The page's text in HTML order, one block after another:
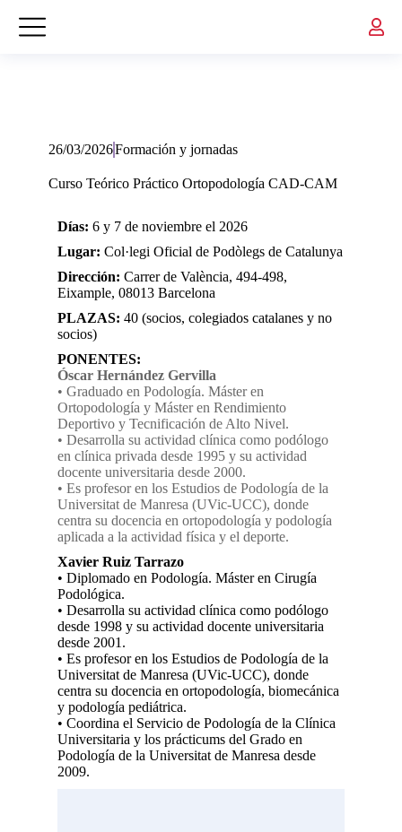
26/03/2026Formación y jornadas
Curso Teórico Práctico Ortopodología CAD-CAM
Días: 6 y 7 de noviembre el 2026
Lugar: Col·legi Oficial de Podòlegs de Catalunya
Dirección: Carrer de València, 494-498,
Eixample, 08013 Barcelona
PLAZAS: 40 (socios, colegiados catalanes y no
socios)
PONENTES:
Óscar Hernández Gervilla
• Graduado en Podología. Máster en
Ortopodología y Máster en Rendimiento
Deportivo y Tecnificación de Alto Nivel.
• Desarrolla su actividad clínica como podólogo
en clínica privada desde 1995 y su actividad
docente universitaria desde 2000.
• Es profesor en los Estudios de Podología de la
Universitat de Manresa (UVic-UCC), donde
centra su docencia en ortopodología y podología
aplicada a la actividad física y el deporte.
Xavier Ruiz Tarrazo
• Diplomado en Podología. Máster en Cirugía
Podológica.
• Desarrolla su actividad clínica como podólogo
desde 1998 y su actividad docente universitaria
desde 2001.
• Es profesor en los Estudios de Podología de la
Universitat de Manresa (UVic-UCC), donde
centra su docencia en ortopodología, biomecánica
y podología pediátrica.
• Coordina el Servicio de Podología de la Clínica
Universitaria y los prácticums del Grado en
Podología de la Universitat de Manresa desde
2009.